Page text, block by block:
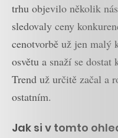
trhu objevilo několik
sledovaly ceny
cenotvorbě už jen malý
osvětu a snaží se
Trend už určitě začal a
ostatním.
Jak si v tomto